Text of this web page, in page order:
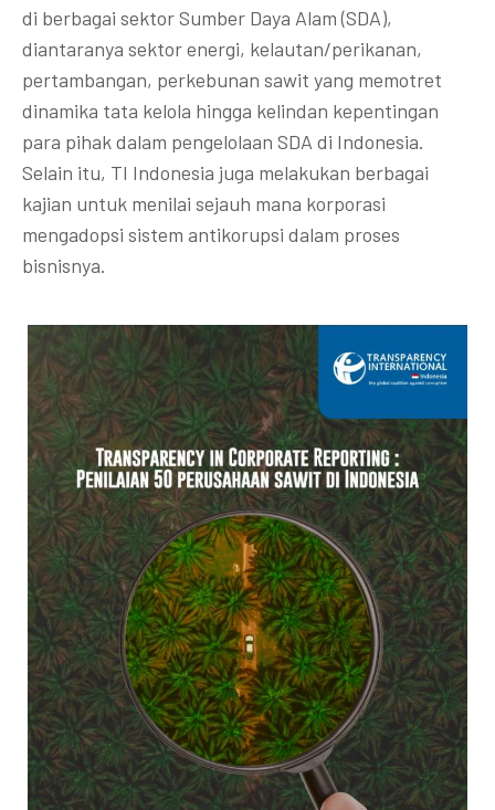
di berbagai sektor Sumber Daya Alam (SDA),
diantaranya sektor energi, kelautan/perikanan,
pertambangan, perkebunan sawit yang memotret
dinamika tata kelola hingga kelindan kepentingan
para pihak dalam pengelolaan SDA di Indonesia.
Selain itu, TI Indonesia juga melakukan berbagai
kajian untuk menilai sejauh mana korporasi
mengadopsi sistem antikorupsi dalam proses
bisnisnya.